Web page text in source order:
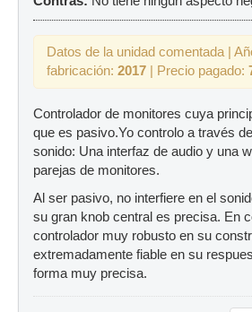
Datos de la unidad comentada |
fabricación: 2017 | Precio pagado:
Controlador de monitores cuya
que es pasivo.Yo controlo a través
sonido: Una interfaz de audio y una
parejas de monitores.
Al ser pasivo, no interfiere en el
su gran knob central es precisa. En
controlador muy robusto en su
extremadamente fiable en su
forma muy precisa.